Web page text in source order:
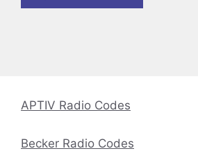
APTIV Radio Codes
Becker Radio Codes